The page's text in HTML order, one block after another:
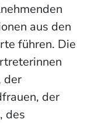
aus den
führen. Die
der
der
des